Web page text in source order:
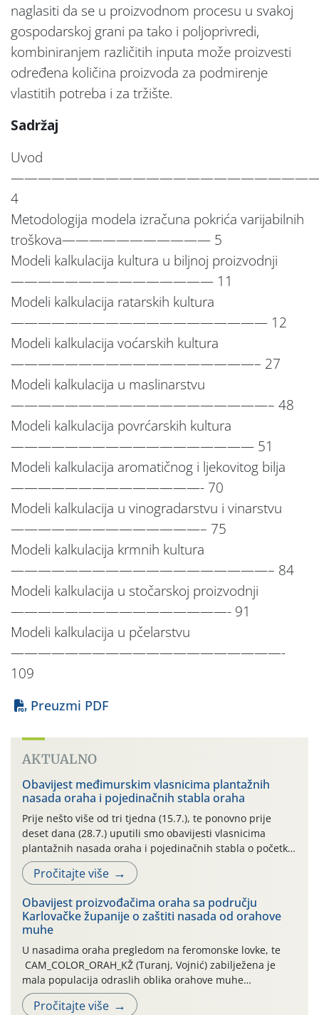
naglasiti da se u proizvodnom procesu u svakoj
gospodarskoj grani pa tako i poljoprivredi,
kombiniranjem različitih inputa može proizvesti
određena količina proizvoda za podmirenje
vlastitih potreba i za tržište.
Sadržaj
Uvod
4
Metodologija modela izračuna pokrića varijabilnih
troškova——————————— 5
Modeli kalkulacija kultura u biljnoj proizvodnji
——————————————— 11
Modeli kalkulacija ratarskih kultura
——————————————————— 12
Modeli kalkulacija voćarskih kultura
——————————————————– 27
Modeli kalkulacija u maslinarstvu
———————————————————– 48
Modeli kalkulacija povrćarskih kultura
—————————————————— 51
Modeli kalkulacija aromatičnog i ljekovitog bilja
——————————————- 70
Modeli kalkulacija u vinogradarstvu i vinarstvu
——————————————– 75
Modeli kalkulacija krmnih kultura
———————————————————– 84
Modeli kalkulacija u stočarskoj proizvodnji
————————————————- 91
Modeli kalkulacija u pčelarstvu
————————————————————-
109
Preuzmi PDF
AKTUALNO
Obavijest međimurskim vlasnicima plantažnih
nasada oraha i pojedinačnih stabla oraha
Prije nešto više od tri tjedna (15.7.), te ponovno prije
deset dana (28.7.) uputili smo obavijesti vlasnicima
plantažnih nasada oraha i pojedinačnih stabla o početku
leta i ovogodišnjoj potrebi usmjerenog suzbijanja
orahove muhe (Rhagoletis completa)! Već dvanaest dana
izražen zadnja šest dana (31.7.-05.8.), jer najviše
temperature zraka svakodnevno […]
Pročitajte više
Obavijest proizvođačima oraha sa području
Karlovačke županije o zaštiti nasada od orahove
muhe
U nasadima oraha pregledom na feromonske lovke, te
CAM_COLOR_ORAH_KŽ (Turanj, Vojnić) zabilježena je
mala populacija odraslih oblika orahove muhe
(Rhagoletis completa). Niska brojnost može se objasniti
činjenicom da je riječ o mladim nasadima s vrlo malim
Pročitajte više